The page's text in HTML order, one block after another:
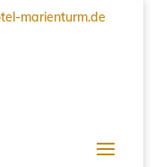
marienturm.de